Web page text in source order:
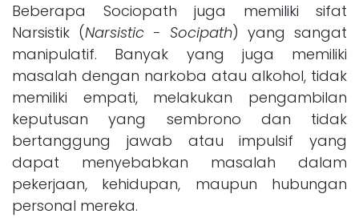
Beberapa Sociopath juga memiliki sifat
Narsistik (Narsistic - Socipath) yang sangat
manipulatif. Banyak yang juga memiliki
masalah dengan narkoba atau alkohol, tidak
memiliki empati, melakukan pengambilan
keputusan yang sembrono dan tidak
bertanggung jawab atau impulsif yang
dapat menyebabkan masalah dalam
pekerjaan, kehidupan, maupun hubungan
personal mereka.